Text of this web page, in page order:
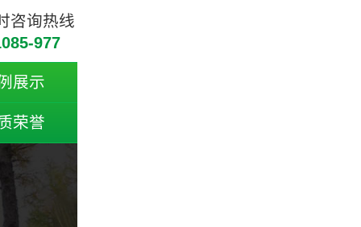
咨询热线
977
展示
荣誉